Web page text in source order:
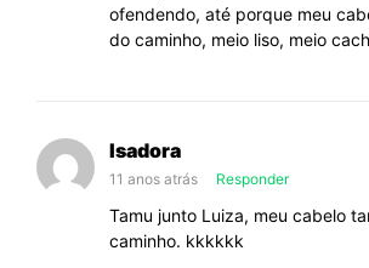
ofendendo, até porque meu
do caminho, meio liso, meio
Isadora
11 anos atrás Responder
Tamu junto Luiza, meu cabelo
caminho. kkkkkk